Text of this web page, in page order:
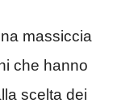
massiccia
che hanno
scelta dei